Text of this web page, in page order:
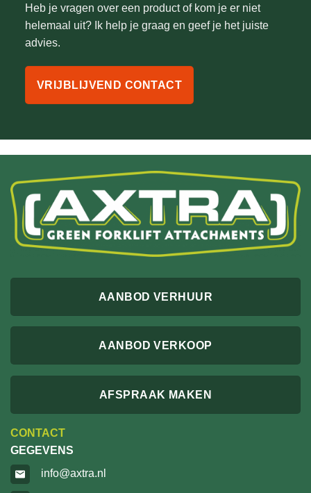
Heb je vragen over een product of kom je er niet
helemaal uit? Ik help je graag en geef je het juiste
advies.
VRIJBLIJVEND CONTACT
AANBOD VERHUUR
AANBOD VERKOOP
AFSPRAAK MAKEN
CONTACT
GEGEVENS
info@axtra.nl